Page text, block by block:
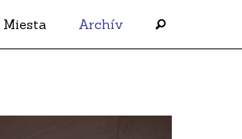
Miesta Archív